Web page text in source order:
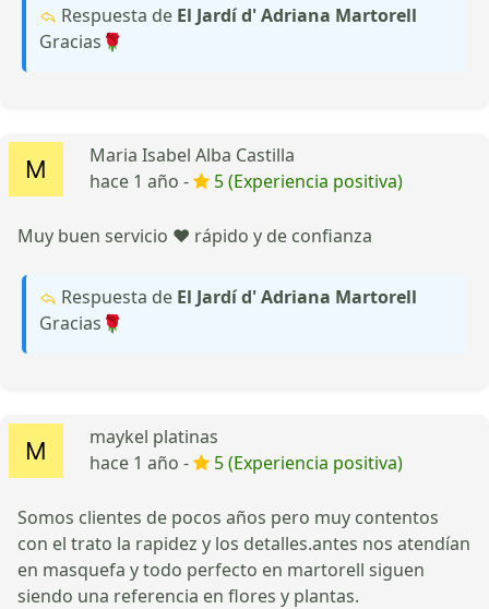
Respuesta de El Jardí d' Adriana Martorell
Gracias🌹
Maria Isabel Alba Castilla
hace 1 año -
5 (Experiencia positiva)
Muy buen servicio ❤️ rápido y de confianza
Respuesta de El Jardí d' Adriana Martorell
Gracias🌹
maykel platinas
hace 1 año -
5 (Experiencia positiva)
Somos clientes de pocos años pero muy contentos
con el trato la rapidez y los detalles.antes nos atendían
en masquefa y todo perfecto en martorell siguen
siendo una referencia en flores y plantas.